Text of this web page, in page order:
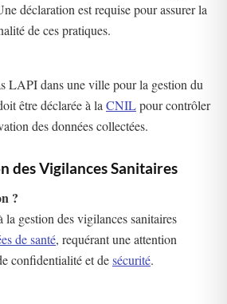
déclaration est requise pour assurer la
de ces pratiques.
LAPI dans une ville pour la gestion du
être déclarée à laCNILpour contrôler
des données collectées.
des Vigilances Sanitaires
?
la gestion des vigilances sanitaires
de santé, requérant une attention
confidentialité et desécurité.